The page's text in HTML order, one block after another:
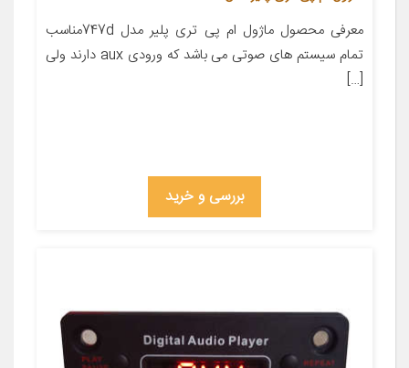
معرفی محصول ماژول ام پی تری پلیر مدل 747dمناسب
تمام سیستم های صوتی می باشد که ورودی aux دارند ولی
[…]
بررسی و خرید